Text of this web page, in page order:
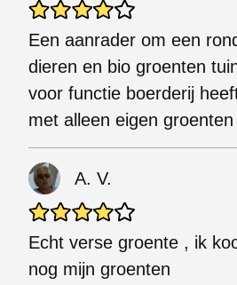
Een aanrader om een
dieren en bio groenten
voor functie boerderij
met alleen eigen
A. V.
Echt verse groente , ik
nog mijn groenten